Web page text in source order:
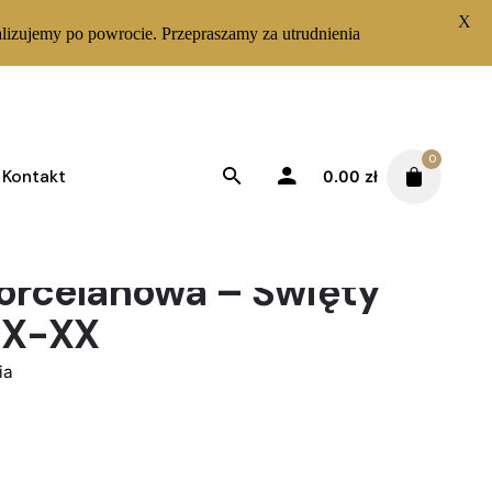
Kontakt 0.00zł
0
– Święty
XX
po powrocie. Przepraszamy za utrudnienia
X